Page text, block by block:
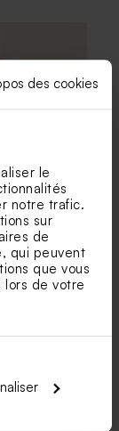
des cookies
le
notre trafic.
sur
de
qui peuvent
que vous
lors de votre
en-ciel verte
fête
4,4 cm